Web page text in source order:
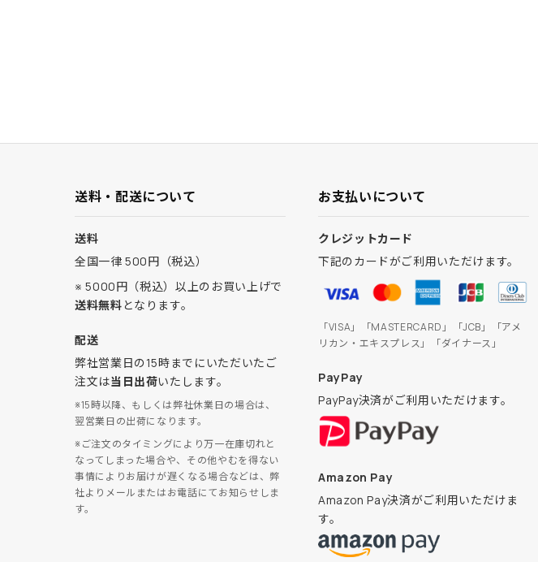
送料・配送について
送料
全国一律 500円（税込）
※ 5000円（税込）以上のお買い上げで
送料無料となります。
配送
弊社営業日の15時までにいただいたご
注文は当日出荷いたします。
※15時以降、もしくは弊社休業日の場合は、
翌営業日の出荷になります。
※ご注文のタイミングにより万一在庫切れと
なってしまった場合や、その他やむを得ない
事情によりお届けが遅くなる場合などは、弊
社よりメールまたはお電話にてお知らせしま
す。
お支払いについて
クレジットカード
下記のカードがご利用いただけます。
「VISA」「MASTERCARD」「JCB」「アメ
リカン・エキスプレス」「ダイナース」
PayPay
PayPay決済がご利用いただけます。
Amazon Pay
Amazon Pay決済がご利用いただけま
す。